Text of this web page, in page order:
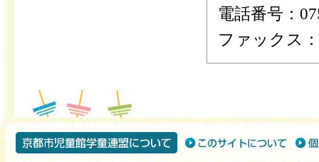
電話番号：
ファックス